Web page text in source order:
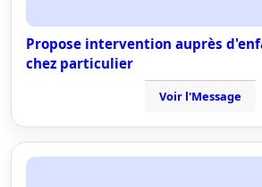
Propose intervention auprès
chez particulier
Voir l'Message